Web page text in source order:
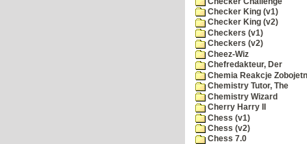
Checker King (v1)
Checker King (v2)
Checkers (v1)
Checkers (v2)
Cheez-Wiz
Chefredakteur, Der
Chemia Reakcje
Chemistry Tutor, The
Chemistry Wizard
Cherry Harry II
Chess (v1)
Chess (v2)
Chess 7.0